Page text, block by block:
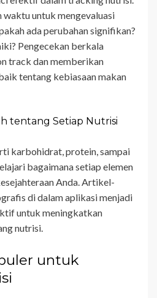
waktu untuk mengevaluasi
ada perubahan signifikan?
Pengecekan berkala
track dan memberikan
tentang kebiasaan makan
tentang Setiap Nutrisi
karbohidrat, protein, sampai
bagaimana setiap elemen
Anda. Artikel-
di dalam aplikasi menjadi
untuk meningkatkan
nutrisi.
untuk